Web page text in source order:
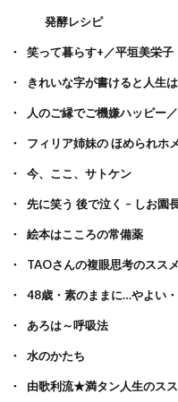
発酵レシピ
笑って暮らす+／平垣美栄子
きれいな字が書けると人生
人のご縁でご機嫌ハッピー
フィリア姉妹の ほめられホ
今、ここ、サトケン
先に笑う 後で泣く – しお園
絵本はこころの常備薬
TAOさんの複眼思考のススメ
48歳・素のままに…やよい
あろは～呼吸法
水のかたち
由歌利流★満タン人生のスス